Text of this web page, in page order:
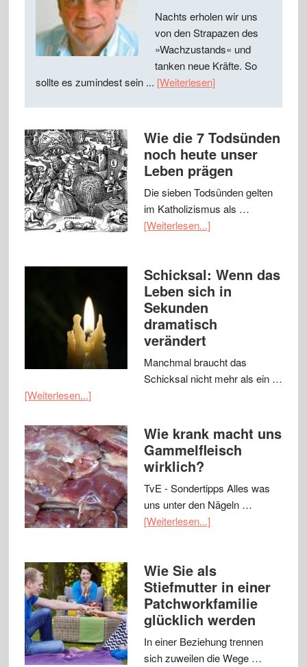
Nachts erholen wir uns
von den Strapazen des
»Wachzustands« und
tanken neue Kräfte. So
sollte es zumindest sein ... [Weiterlesen]
Wie die 7 Todsünden
noch heute unser
Leben prägen
Die sieben Todsünden gelten
im Katholizismus als …
[Weiterlesen...]
Schicksal: Wenn das
Leben sich in
Sekunden
dramatisch
verändert
Manchmal braucht das
Schicksal nicht mehr als ein …
[Weiterlesen...]
Wie krank macht uns
Gammelfleisch
wirklich?
TvE - Sondertipps Alles was
uns unter den Nägeln …
[Weiterlesen...]
Wie Sie als
Stiefmutter in einer
Patchworkfamilie
glücklich werden
In einer Beziehung trennen
sich zuweilen die Wege …